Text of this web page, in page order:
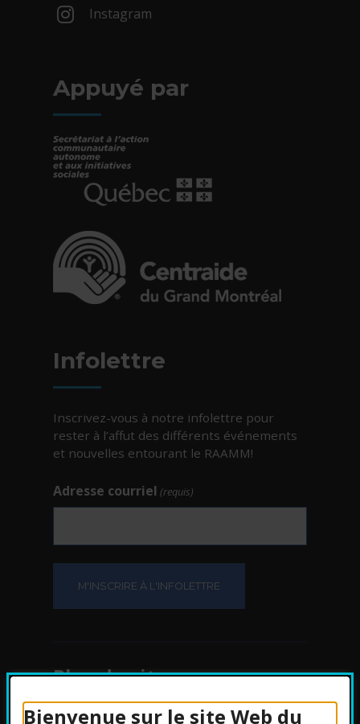
Bienvenue sur le site Web du
Instagram
Appuyé par
Infolettre
Inscrivez-vous à notre infolettre pour
rester à l’affut des différents événements
et nouvelles entourant le RAAMM!
Adresse courriel (requis)
Plan du site